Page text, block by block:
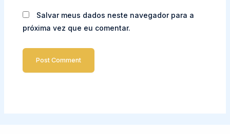
Salvar meus dados neste navegador para a
próxima vez que eu comentar.